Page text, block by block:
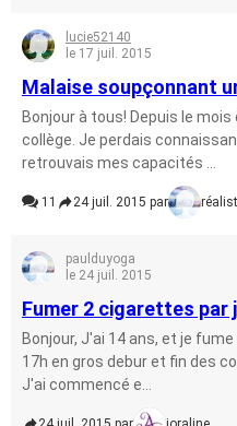
lucie52140
le 17 juil. 2015
Malaise soupçonnant
Bonjour à tous! Depuis le
collège. Je perdais
retrouvais mes capacités ...
11 24 juil. 2015 par
paulduyoga
le 24 juil. 2015
Fumer 2 cigarettes par
Bonjour, J'ai 14 ans, et je
17h en gros debur et fin des
J'ai commencé e...